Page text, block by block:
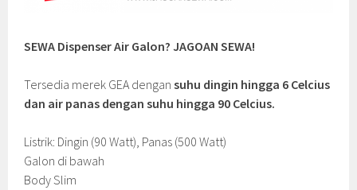
SEWA Dispenser Air Galon? JAGOAN SEWA!
Tersedia merek GEA dengansuhu dingin hingga 6 Celcius
dan air panas dengan suhu hingga 90 Celcius.
Listrik: Dingin (90 Watt), Panas (500 Watt)
Galon di bawah
Body Slim